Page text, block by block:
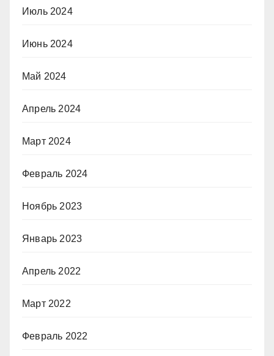
Июль 2024
Июнь 2024
Май 2024
Апрель 2024
Март 2024
Февраль 2024
Ноябрь 2023
Январь 2023
Апрель 2022
Март 2022
Февраль 2022